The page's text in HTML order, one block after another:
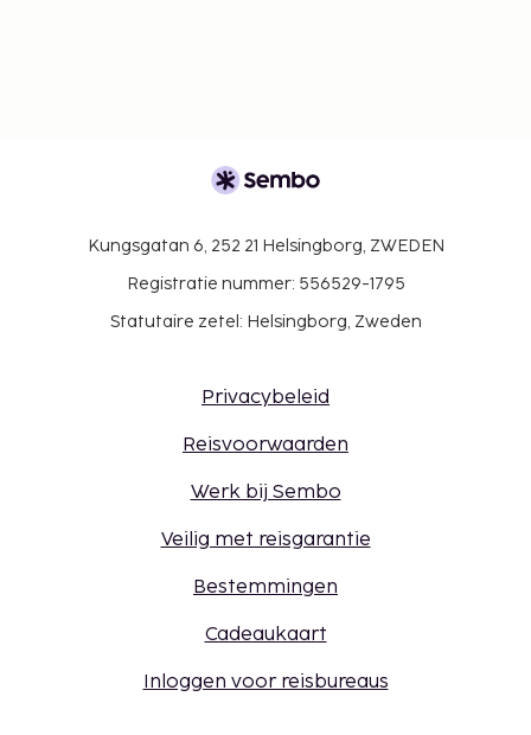
Kungsgatan 6, 252 21 Helsingborg, ZWEDEN
Registratie nummer: 556529-1795
Statutaire zetel: Helsingborg, Zweden
Privacybeleid
Reisvoorwaarden
Werk bij Sembo
Veilig met reisgarantie
Bestemmingen
Cadeaukaart
Inloggen voor reisbureaus